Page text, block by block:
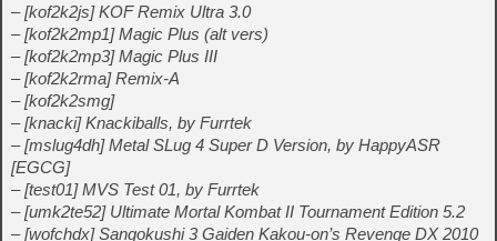
– [kof2k2js] KOF Remix Ultra 3.0
– [kof2k2mp1] Magic Plus (alt vers)
– [kof2k2mp3] Magic Plus III
– [kof2k2rma] Remix-A
– [kof2k2smg]
– [knacki] Knackiballs, by Furrtek
– [mslug4dh] Metal SLug 4 Super D Version, by HappyASR
[EGCG]
– [test01] MVS Test 01, by Furrtek
– [umk2te52] Ultimate Mortal Kombat II Tournament Edition 5.2
– [wofchdx] Sangokushi 3 Gaiden Kakou-on’s Revenge DX 2010